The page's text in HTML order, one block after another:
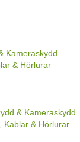
Kameraskydd
& Hörlurar
& Kameraskydd
Kablar & Hörlurar